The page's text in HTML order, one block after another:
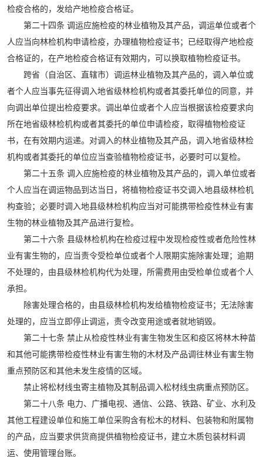
检疫合格的，发给产地检疫合格证。
第二十四条 调运应施检疫的林业植物及其产品，调运单位或者个
人应当向林检机构申请检疫，办理植物检疫证书；已经取得产地检疫
合格证的，在产地检疫合格证有效期内，可以换取植物检疫证书。
跨省（自治区、直辖市）调运林业植物及其产品的，调入单位或
者个人应当事先征得调入地省级林检机构或者其委托单位的同意，并
向调出单位提出检疫要求。调出单位或者个人应当根据该检疫要求向
所在地省级林检机构或者其委托的单位申请检疫，取得植物检疫证
书，在有效期内运递。对调入的林业植物及其产品，调入地省级林检
机构或者其委托的单位应当查验植物检疫证书，必要时可以复检。
第二十五条 调入应施检疫的林业植物及其产品的，调入单位或者
个人应当在调运物品到达当日，将植物检疫证书交调入地县级林检机
构查验；必要时调入地县级林检机构应当对可能携带检疫性林业有害
生物的林业植物及其产品进行复检。
第二十六条 县级林检机构在检疫过程中发现检疫性或者危险性林
业有害生物的，应当责令受检单位或者个人限期实施除害处理；逾期
不处理的，由县级林检机构代为处理，所需费用由受检单位或者个人
承担。
除害处理合格的，由县级林检机构发给植物检疫证书；无法除害
处理的，应当立即停止调运，责令改变用途或者就地销毁。
第二十七条 禁止从检疫性林业有害生物发生区和疫区将林木种苗
和其他可能携带检疫性林业有害生物的木材及产品调往林业有害生物
重点预防区和其他未发生疫情的区域。
禁止将松材线虫寄主植物及其制品调入松材线虫病重点预防区。
第二十八条 电力、广播电视、通信、公路、铁路、矿业、水利及
其他工程建设单位和施工单位采购含有松木的材料、包装物和附属物
的产品，应当要求供货商提供植物检疫证书，建立木质包装材料调
运、使用管理台账。